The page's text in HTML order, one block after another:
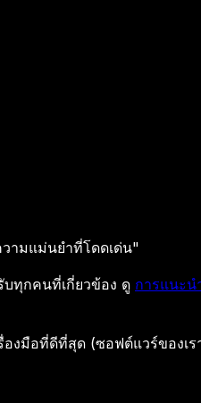
วามแม่นยำที่โดดเด่น"
ทุกคนที่เกี่ยวข้อง ดู การแนะ
มือที่ดีที่สุด (ซอฟต์แวร์ของเร